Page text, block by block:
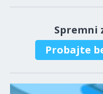
Spremni
Probajte